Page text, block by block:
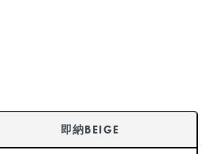
即納BEIGE